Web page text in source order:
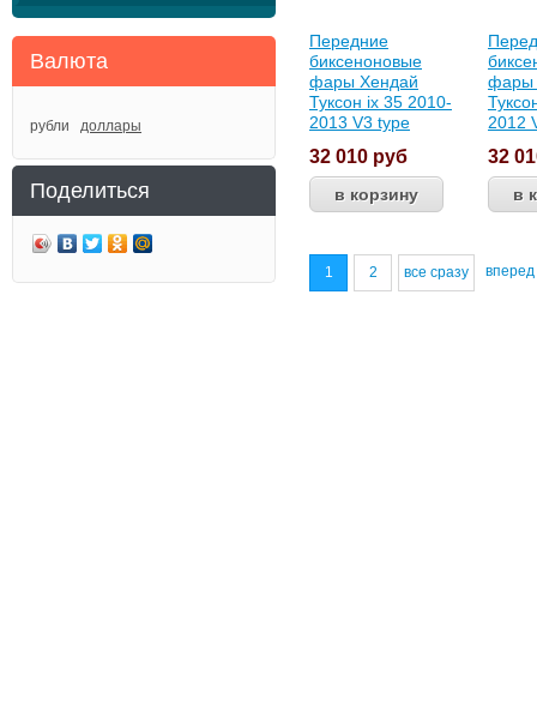
Валюта
рубли доллары
Поделиться
Передние
биксеноновые
фары Хендай
Туксон ix 35 2010-
2013 V3 type
32 010 руб
фары
2012
32
1 2 все сразу